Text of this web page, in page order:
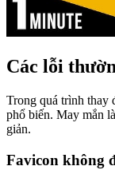
Các lỗi
Trong quá trình thay
phổ biến. May mắn
giản.
Favicon không